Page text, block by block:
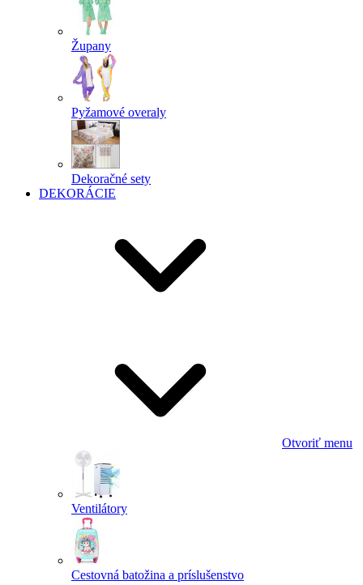
Župany
Pyžamové overaly
Dekoračné sety
DEKORÁCIE
Otvoriť menu
Ventilátory
Cestovná batožina a príslušenstvo